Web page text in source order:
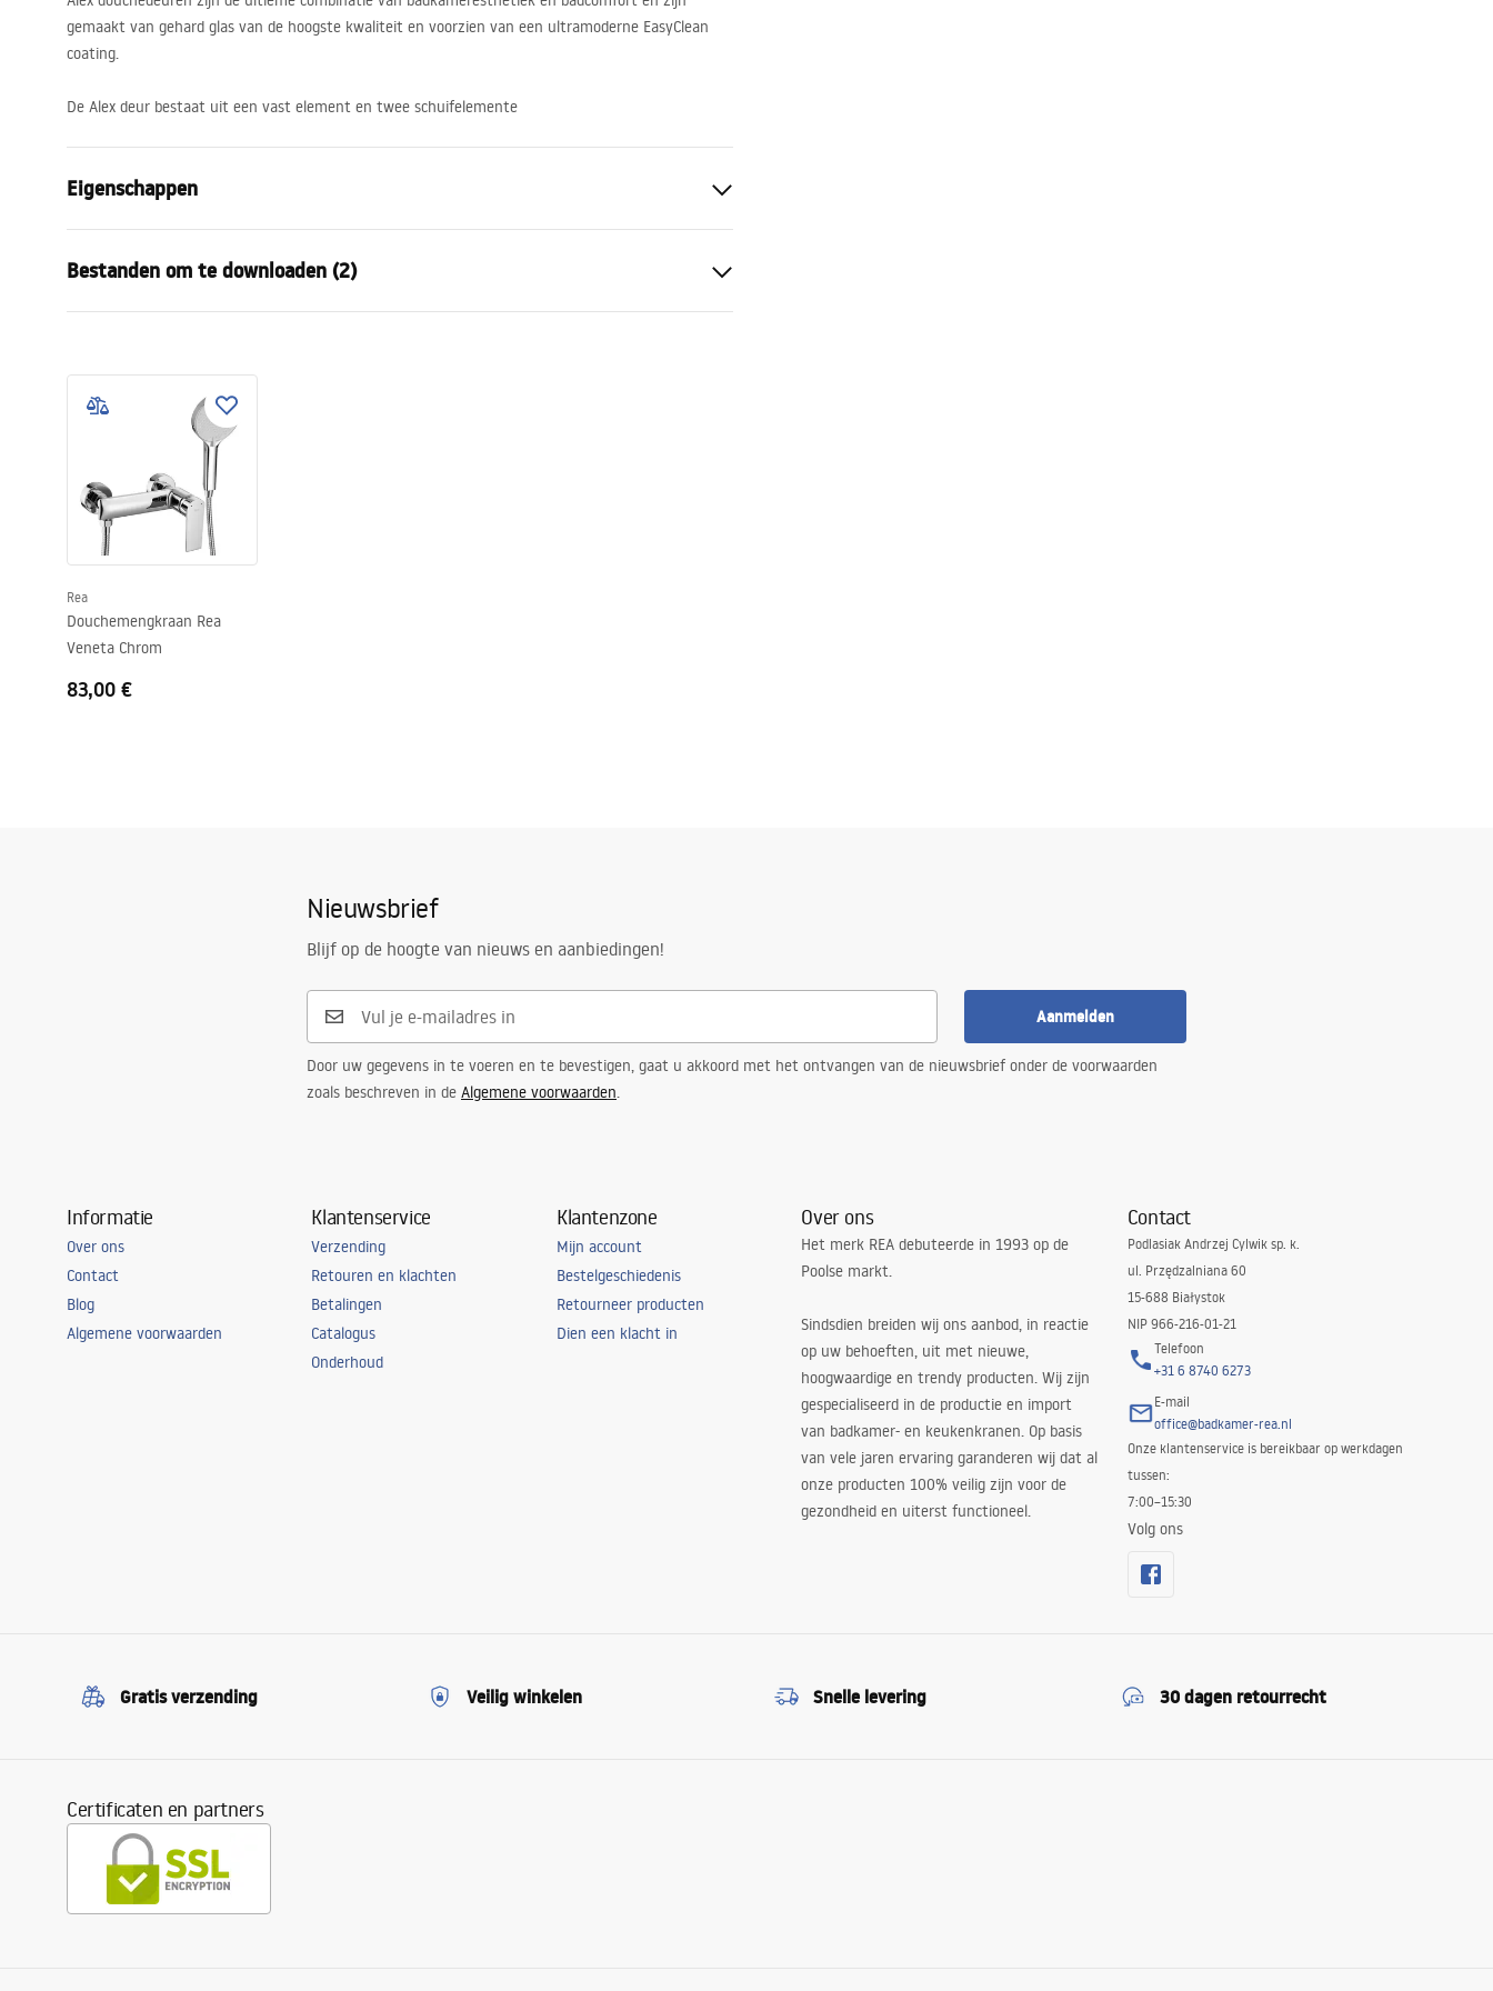
gemaakt van gehard glas van de hoogste kwaliteit en voorzien van een ultramoderne EasyClean
coating.
De Alex deur bestaat uit een vast element en twee schuifelemente
Eigenschappen
Afmetingen van de deur
Glasdikte:
4 mm
Materiaal hanteren:
Afwerking van profielen
Aanpassing op de profielen
Set afdichtingen inbegrepen
Kan zonder douchebak worden geïnstalleerd
Garantie
Bestanden om te downloaden (2)
NOWA_Instrukcja_monta__u_Drzw
Rea
Douchemengkraan Rea
Veneta Chrom
83,00 €
Nieuwsbrief
Blijf op de hoogte van nieuws en aanbiedingen!
Aanmelden
Door uw gegevens in te voeren en te bevestigen, gaat u akkoord met het ontvangen van de nieuwsbrief onder de voorwaarden
zoals beschreven in de Algemene voorwaarden.
Informatie
Over ons
Contact
Blog
Algemene voorwaarden
Klantenservice
Verzending
Retouren en klachten
Betalingen
Catalogus
Onderhoud
Klantenzone
Mijn account
Bestelgeschiedenis
Retourneer producten
Dien een klacht in
Over ons
Het merk REA debuteerde in 1993 op de
Poolse markt.
Sindsdien breiden wij ons aanbod, in reactie
op uw behoeften, uit met nieuwe,
hoogwaardige en trendy producten. Wij zijn
gespecialiseerd in de productie en import
van badkamer- en keukenkranen. Op basis
van vele jaren ervaring garanderen wij dat al
onze producten 100% veilig zijn voor de
gezondheid en uiterst functioneel.
Contact
Podlasiak Andrzej Cylwik sp. k.
ul. Przędzalniana 60
15-688 Białystok
NIP 966-216-01-21
Telefoon
+31 6 8740 6273
E-mail
office@badkamer-rea.nl
Onze klantenservice is bereikbaar op werkdagen
tussen:
7:00–15:30
Volg ons
Gratis verzending Veilig winkelen Snelle levering 30 dagen retourrecht
Certificaten en partners